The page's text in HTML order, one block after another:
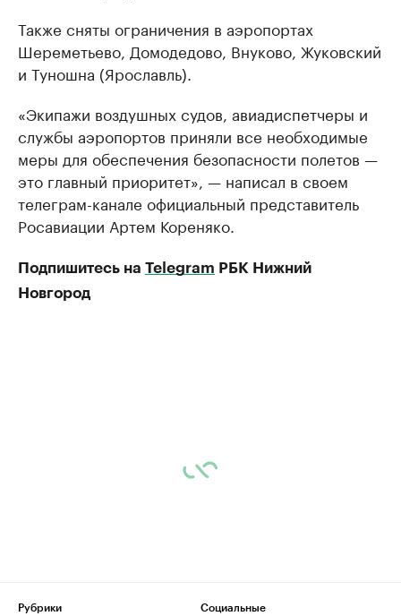
Также сняты ограничения в аэропортах
Шереметьево, Домодедово, Внуково, Жуковский
и Туношна (Ярославль).
«Экипажи воздушных судов, авиадиспетчеры и
службы аэропортов приняли все необходимые
меры для обеспечения безопасности полетов —
это главный приоритет», — написал в своем
телеграм-канале официальный представитель
Росавиации Артем Кореняко.
Подпишитесь на Telegram РБК Нижний
Новгород
Рубрики
Социальные